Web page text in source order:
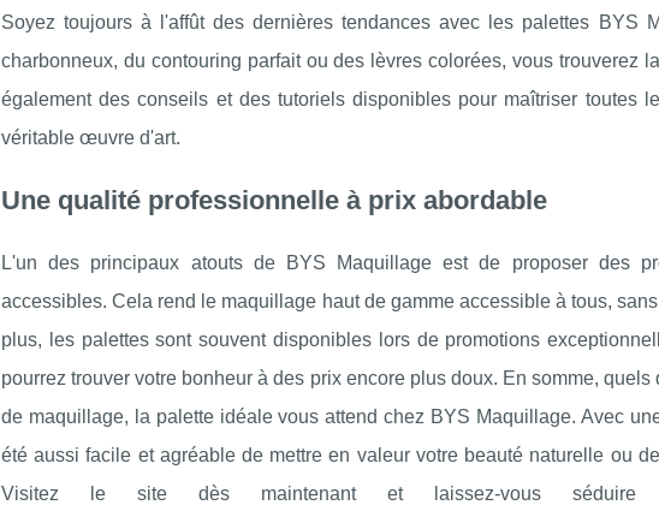
Soyez toujours à l'affût des dernières tendances avec les palettes BYS
charbonneux, du contouring parfait ou des lèvres colorées, vous trouverez
également des conseils et des tutoriels disponibles pour maîtriser toutes
véritable œuvre d'art.
Une qualité professionnelle à prix abordable
L'un des principaux atouts de BYS Maquillage est de proposer des
accessibles. Cela rend le maquillage haut de gamme accessible à tous,
plus, les palettes sont souvent disponibles lors de promotions
pourrez trouver votre bonheur à des prix encore plus doux. En somme,
de maquillage, la palette idéale vous attend chez BYS Maquillage. Avec
été aussi facile et agréable de mettre en valeur votre beauté naturelle ou
Visitez le site dès maintenant et laissez-vous